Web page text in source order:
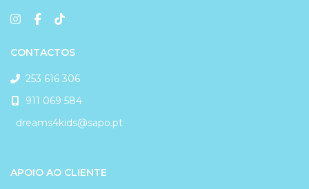
CONTACTOS
253 616 306
911 069 584
dreams4kids@sapo.pt
APOIO AO CLIENTE